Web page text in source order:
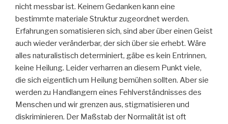
nicht messbar ist. Keinem Gedanken kann eine
bestimmte materiale Struktur zugeordnet werden.
Erfahrungen somatisieren sich, sind aber über einen Geist
auch wieder veränderbar, der sich über sie erhebt. Wäre
alles naturalistisch determiniert, gäbe es kein Entrinnen,
keine Heilung. Leider verharren an diesem Punkt viele,
die sich eigentlich um Heilung bemühen sollten. Aber sie
werden zu Handlangern eines Fehlverständnisses des
Menschen und wir grenzen aus, stigmatisieren und
diskriminieren. Der Maßstab der Normalität ist oft